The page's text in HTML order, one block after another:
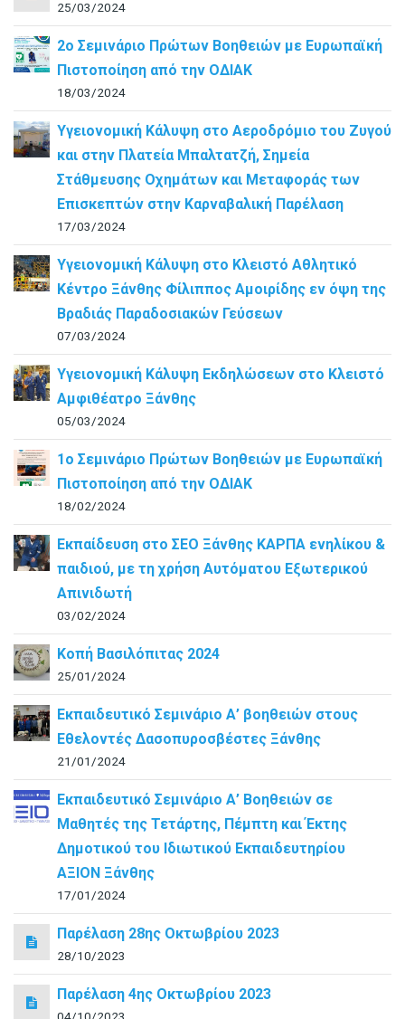
25/03/2024
2ο Σεμινάριο Πρώτων Βοηθειών με Ευρωπαϊκή
Πιστοποίηση από την ΟΔΙΑΚ
18/03/2024
Υγειονομική Κάλυψη στο Αεροδρόμιο του Ζυγού
και στην Πλατεία Μπαλτατζή, Σημεία
Στάθμευσης Οχημάτων και Μεταφοράς των
Επισκεπτών στην Καρναβαλική Παρέλαση
17/03/2024
Υγειονομική Κάλυψη στο Κλειστό Αθλητικό
Κέντρο Ξάνθης Φίλιππος Αμοιρίδης εν όψη της
Βραδιάς Παραδοσιακών Γεύσεων
07/03/2024
Υγειονομική Κάλυψη Εκδηλώσεων στο Κλειστό
Αμφιθέατρο Ξάνθης
05/03/2024
1ο Σεμινάριο Πρώτων Βοηθειών με Ευρωπαϊκή
Πιστοποίηση από την ΟΔΙΑΚ
18/02/2024
Εκπαίδευση στο ΣΕΟ Ξάνθης ΚΑΡΠΑ ενηλίκου &
παιδιού, με τη χρήση Αυτόματου Εξωτερικού
Απινιδωτή
03/02/2024
Κοπή Βασιλόπιτας 2024
25/01/2024
Εκπαιδευτικό Σεμινάριο Α’ βοηθειών στους
Εθελοντές Δασοπυροσβέστες Ξάνθης
21/01/2024
Εκπαιδευτικό Σεμινάριο Α’ Βοηθειών σε
Μαθητές της Τετάρτης, Πέμπτη και Έκτης
Δημοτικού του Ιδιωτικού Εκπαιδευτηρίου
ΑΞΙΟΝ Ξάνθης
17/01/2024
Παρέλαση 28ης Οκτωβρίου 2023
28/10/2023
Παρέλαση 4ης Οκτωβρίου 2023